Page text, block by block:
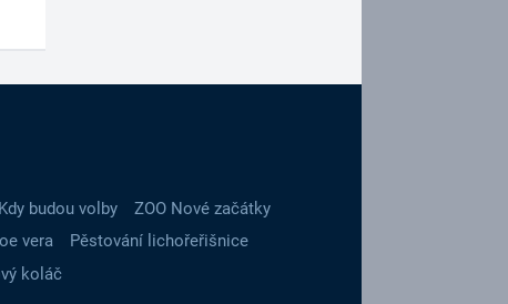
Kdy budou volby
ZOO Nové začátky
vera
Pěstování lichořeřišnice
koláč